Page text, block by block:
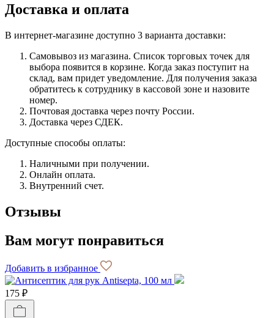
Доставка и оплата
В интернет-магазине доступно 3 варианта доставки:
Самовывоз из магазина. Список торговых точек для
выбора появится в корзине. Когда заказ поступит на
склад, вам придет уведомление. Для получения заказа
обратитесь к сотруднику в кассовой зоне и назовите
номер.
Почтовая доставка через почту России.
Доставка через СДЕК.
Доступные способы оплаты:
Наличными при получении.
Онлайн оплата.
Внутренний счет.
Отзывы
Вам могут понравиться
Добавить в избранное
175 ₽